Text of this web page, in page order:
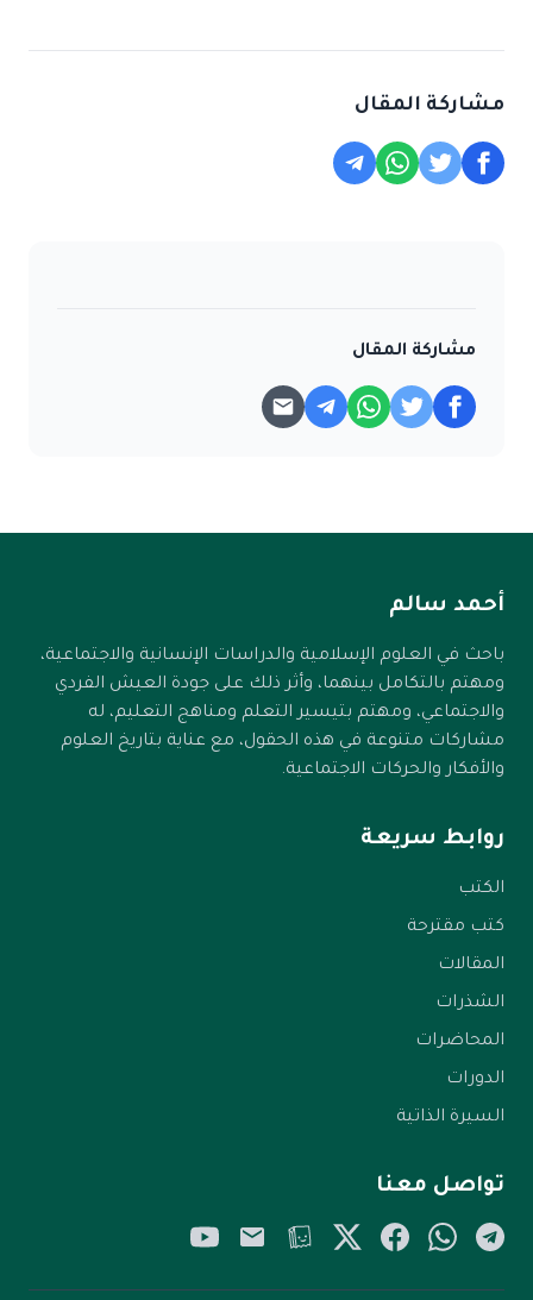
مشاركة المقال
مشاركة المقال
أحمد سالم
باحث في العلوم الإسلامية والدراسات الإنسانية والاجتماعية،
ومهتم بالتكامل بينهما، وأثر ذلك على جودة العيش الفردي
والاجتماعي، ومهتم بتيسير التعلم ومناهج التعليم، له
مشاركات متنوعة في هذه الحقول، مع عناية بتاريخ العلوم
والأفكار والحركات الاجتماعية.
روابط سريعة
الكتب
كتب مقترحة
المقالات
الشذرات
المحاضرات
الدورات
السيرة الذاتية
تواصل معنا
Telegram
WhatsApp
Facebook
Twitter/X
Tellonym
Email
YouTube